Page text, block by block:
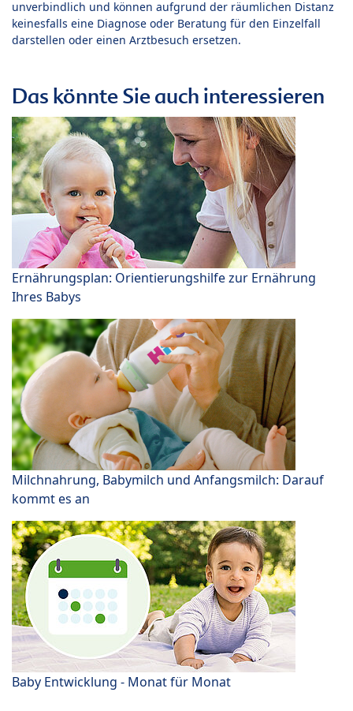
unverbindlich und können aufgrund der räumlichen Distanz
keinesfalls eine Diagnose oder Beratung für den Einzelfall
darstellen oder einen Arztbesuch ersetzen.
Das könnte Sie auch interessieren
Ernährungsplan: Orientierungshilfe zur Ernährung
Ihres Babys
Milchnahrung, Babymilch und Anfangsmilch: Darauf
kommt es an
Baby Entwicklung - Monat für Monat